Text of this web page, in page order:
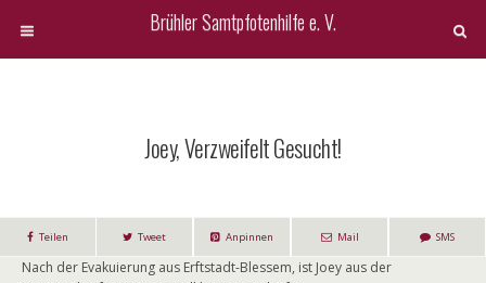
Brühler Samtpfotenhilfe e. V.
Joey, Verzweifelt Gesucht!
Teilen Tweet Anpinnen Mail SMS
Nach der Evakuierung aus Erftstadt-Blessem, ist Joey aus der